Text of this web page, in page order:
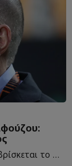
Σε πλήρη αναδιάταξη δυνάμεων βρίσκεται το κανάλι του Φ...